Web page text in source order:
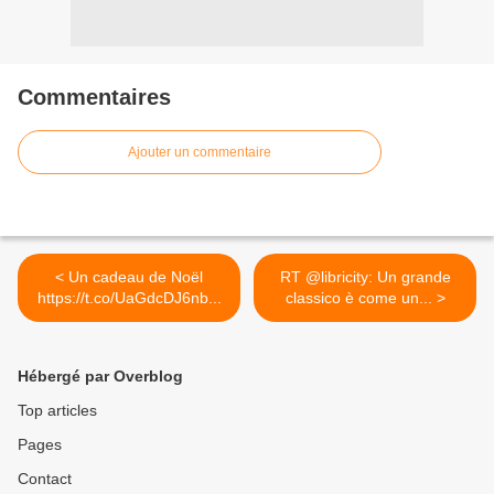
Commentaires
Ajouter un commentaire
< Un cadeau de Noël
https://t.co/UaGdcDJ6nb...
RT @libricity: Un grande
classico è come un... >
Hébergé par Overblog
Top articles
Pages
Contact